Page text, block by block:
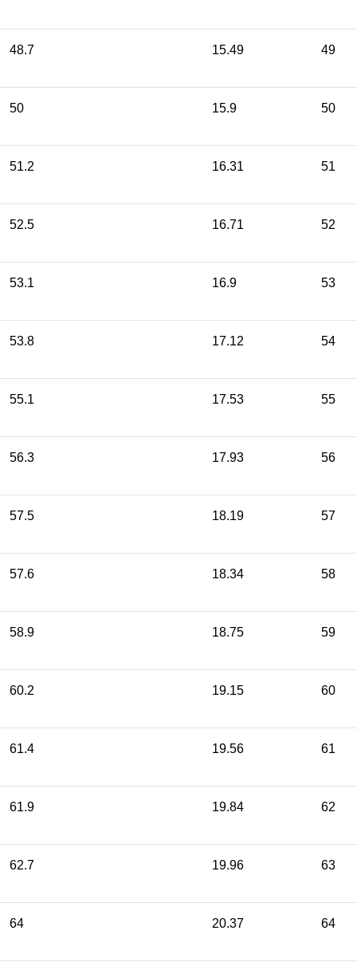
48.7 15.49 49
50 15.9 50
51.2 16.31 51
52.5 16.71 52
53.1 16.9 53
53.8 17.12 54
55.1 17.53 55
56.3 17.93 56
57.5 18.19 57
57.6 18.34 58
58.9 18.75 59
60.2 19.15 60
61.4 19.56 61
61.9 19.84 62
62.7 19.96 63
64 20.37 64